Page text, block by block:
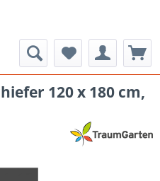
120 x 180 cm,